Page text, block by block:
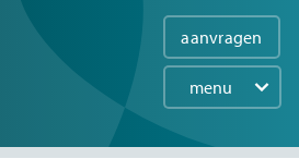
menu
aanvragen